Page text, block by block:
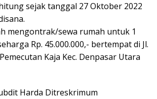
sejak tanggal 27 Oktober 2022
mengontrak/sewa rumah untuk 1
Rp. 45.000.000,- bertempat di Jl.
Kaja Kec. Denpasar Utara
Harda Ditreskrimum